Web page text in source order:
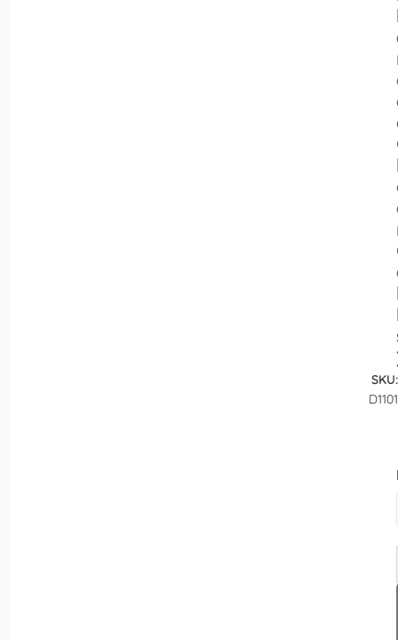
SKU:
D1101